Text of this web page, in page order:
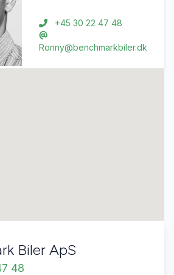
+45 30 22 47 48
Ronny@benchmarkbiler.dk
Biler ApS
48